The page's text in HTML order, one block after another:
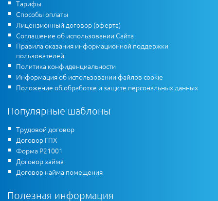
Тарифы
Способы оплаты
Лицензионный договор (оферта)
Соглашение об использовании Сайта
Правила оказания информационной поддержки
пользователей
Политика конфиденциальности
Информация об использовании файлов cookie
Положение об обработке и защите персональных данных
Популярные шаблоны
Трудовой договор
Договор ГПХ
Форма Р21001
Договор займа
Договор найма помещения
Полезная информация